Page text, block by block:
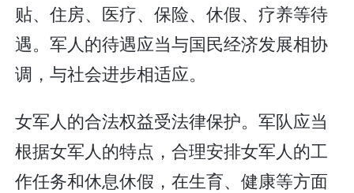
贴、住房、医疗、保险、休假、疗养等待
遇。军人的待遇应当与国民经济发展相协
调，与社会进步相适应。
女军人的合法权益受法律保护。军队应当
根据女军人的特点，合理安排女军人的工
作任务和休息休假，在生育、健康等方面